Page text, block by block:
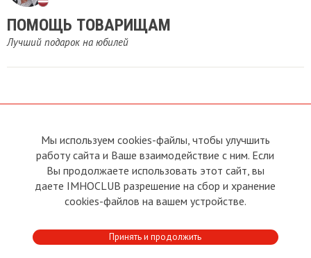
ПОМОЩЬ ТОВАРИЩАМ
Лучший подарок на юбилей
О сайте
Условия пользования
Политика конфиденциальности
Прямая связь с
Председателем
Прямая связь c членами клуба
Реклама
Контакты
Club
Мы используем cookies-файлы, чтобы улучшить
работу сайта и Ваше взаимодействие с ним. Если
Вы продолжаете использовать этот сайт, вы
даете IMHOCLUB разрешение на сбор и хранение
cookies-файлов на вашем устройстве.
Принять и продолжить